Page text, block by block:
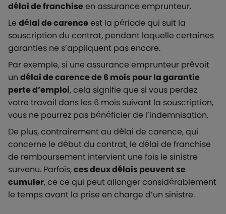
délai de franchiseen assurance emprunteur.
Ledélai de carenceest la période qui suit la
souscription du contrat, pendant laquelle certaines
garanties ne s’appliquent pas encore.
Par exemple, si une assurance emprunteur prévoit
un délai de carence de 6 mois pour la garantie
perte d’emploi, cela signifie que si vous perdez
votre travail dans les 6 mois suivant la souscription,
vous ne pourrez pas bénéficier de l’indemnisation.
De plus, contrairement au délai de carence, qui
concerne le début du contrat, le délai de franchise
de remboursement intervient une fois le sinistre
survenu. Parfois,ces deux délais peuvent se
cumuler, ce ce qui peut allonger considérablement
le temps avant la prise en charge d’un sinistre.